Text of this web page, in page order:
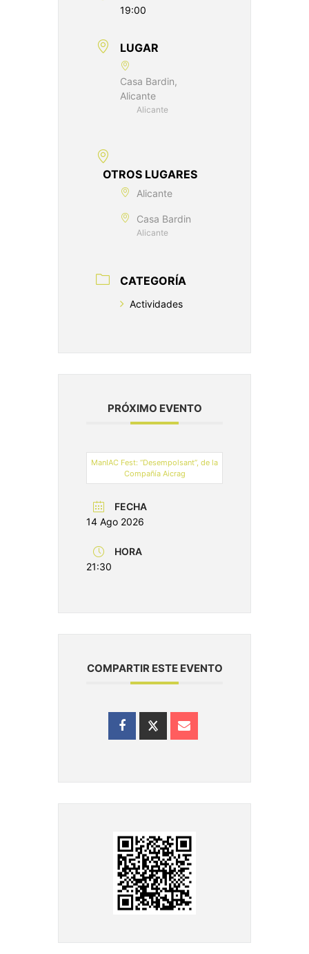
19:00
LUGAR
Casa Bardin,
Alicante
Alicante
OTROS LUGARES
Alicante
Casa Bardin
Alicante
CATEGORÍA
Actividades
PRÓXIMO EVENTO
ManIAC Fest: “Desempolsant”, de la
Compañía Aicrag
FECHA
14 Ago 2026
HORA
21:30
COMPARTIR ESTE EVENTO